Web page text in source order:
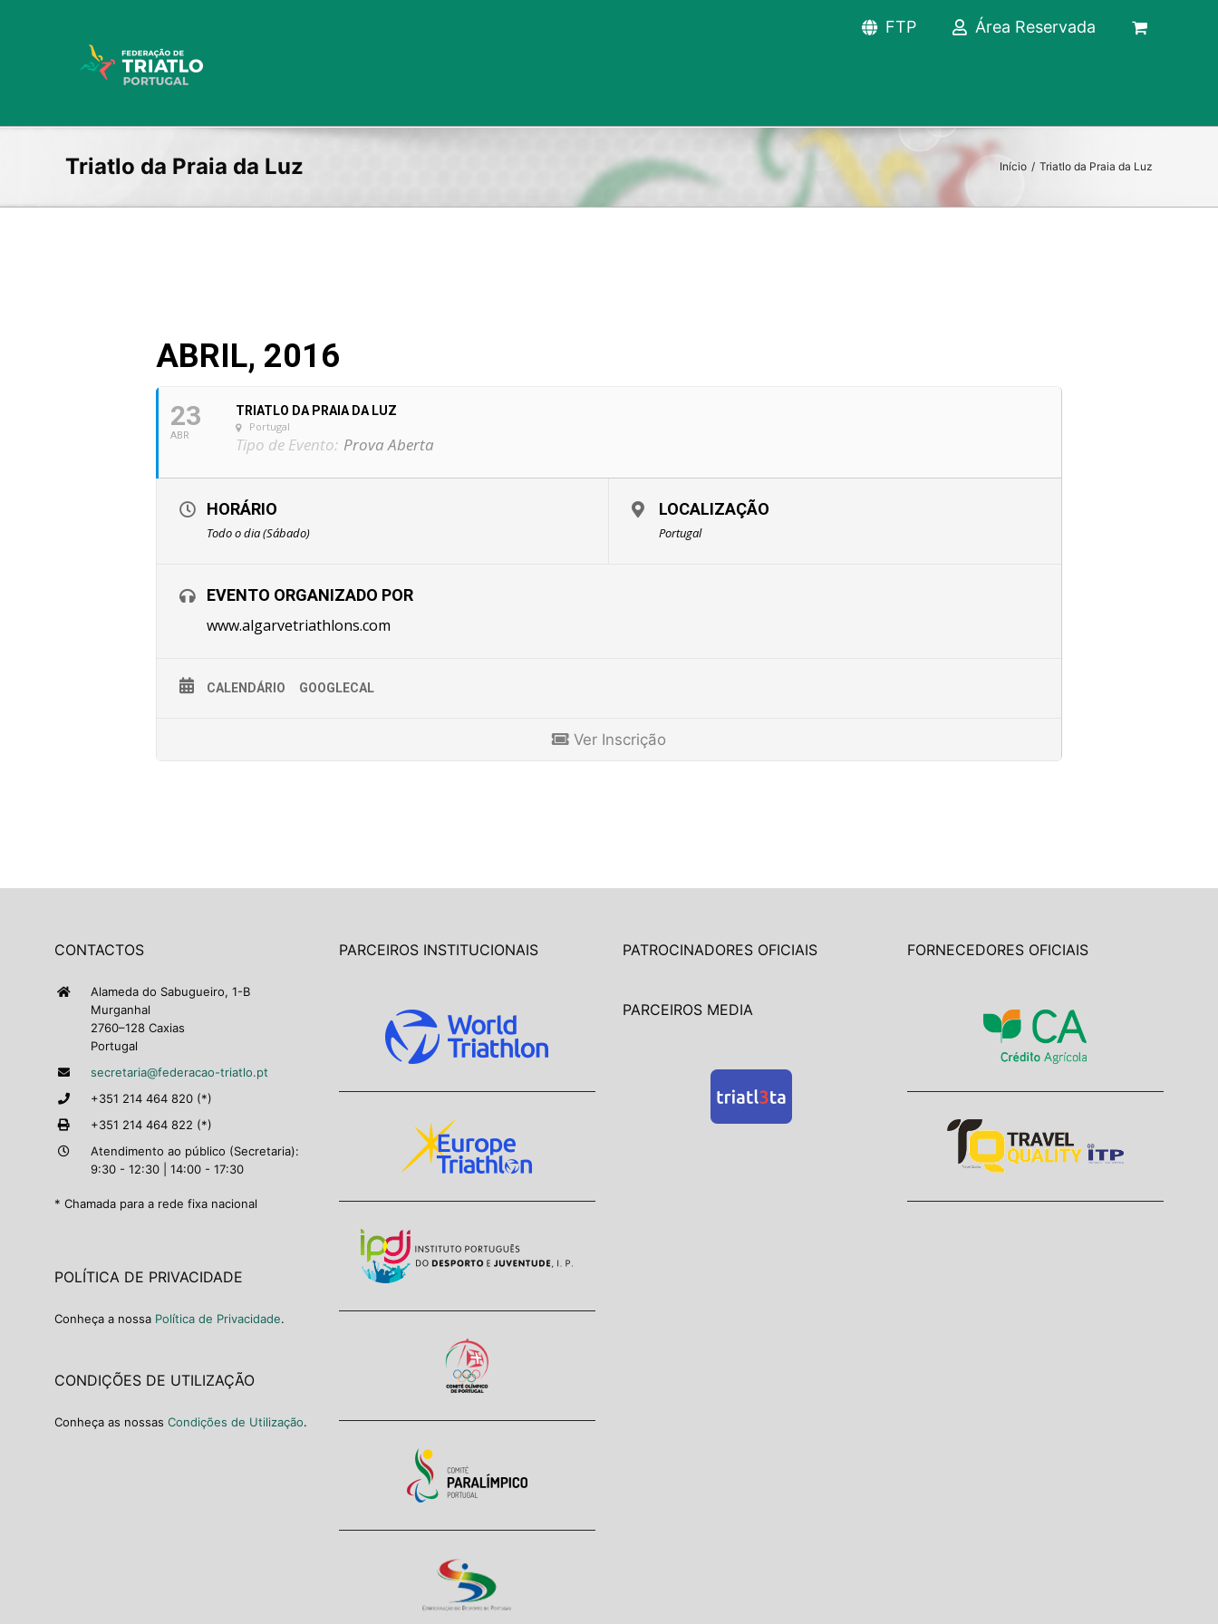
FTP Área Reservada
Triatlo da Praia da Luz Início / Triatlo da Praia da Luz
ABRIL, 2016
23
ABR
TRIATLO DA PRAIA DA LUZ
Portugal
Tipo de Evento: Prova Aberta
HORÁRIO
Todo o dia (Sábado)
LOCALIZAÇÃO
Portugal
EVENTO ORGANIZADO POR
www.algarvetriathlons.com
CALENDÁRIO GOOGLECAL
Ver Inscrição
CONTACTOS
Alameda do Sabugueiro, 1-B
Murganhal
2760–128 Caxias
Portugal
secretaria@federacao-triatlo.pt
+351 214 464 820 (*)
+351 214 464 822 (*)
Atendimento ao público (Secretaria):
9:30 - 12:30 | 14:00 - 17:30
* Chamada para a rede fixa nacional
POLÍTICA DE PRIVACIDADE
Conheça a nossa Política de Privacidade.
CONDIÇÕES DE UTILIZAÇÃO
Conheça as nossas Condições de Utilização.
PARCEIROS INSTITUCIONAIS PATROCINADORES OFICIAIS
PARCEIROS MEDIA
FORNECEDORES OFICIAIS